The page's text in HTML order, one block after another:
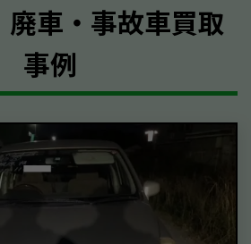
廃車・事故車買取
事例